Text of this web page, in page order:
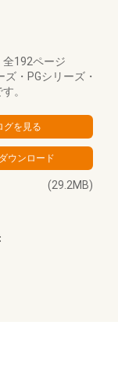
全192ページ
・PGシリーズ・
。
(29.2MB)